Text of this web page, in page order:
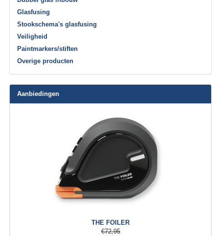
Glasfusing
Stookschema's glasfusing
Veiligheid
Paintmarkers/stiften
Overige producten
Aanbiedingen
THE FOILER
€72,95